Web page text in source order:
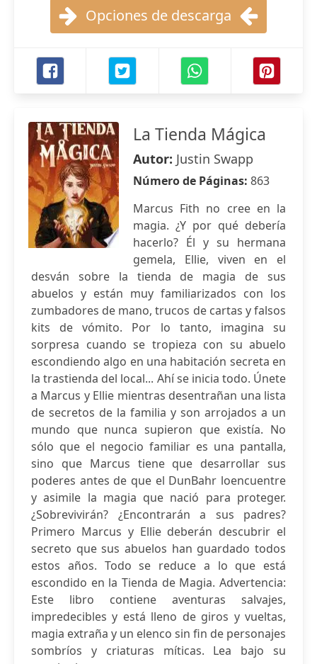
Opciones de descarga
La Tienda Mágica
Autor: Justin Swapp
Número de Páginas: 863
Marcus Fith no cree en la
magia. ¿Y por qué debería
hacerlo? Él y su hermana
gemela, Ellie, viven en el
desván sobre la tienda de magia de sus
abuelos y están muy familiarizados con los
zumbadores de mano, trucos de cartas y falsos
kits de vómito. Por lo tanto, imagina su
sorpresa cuando se tropieza con su abuelo
escondiendo algo en una habitación secreta en
la trastienda del local... Ahí se inicia todo. Únete
a Marcus y Ellie mientras desentrañan una lista
de secretos de la familia y son arrojados a un
mundo que nunca supieron que existía. No
sólo que el negocio familiar es una pantalla,
sino que Marcus tiene que desarrollar sus
poderes antes de que el DunBahr loencuentre
y asimile la magia que nació para proteger.
¿Sobrevivirán? ¿Encontrarán a sus padres?
Primero Marcus y Ellie deberán descubrir el
secreto que sus abuelos han guardado todos
estos años. Todo se reduce a lo que está
escondido en la Tienda de Magia. Advertencia:
Este libro contiene aventuras salvajes,
impredecibles y está lleno de giros y vueltas,
magia extraña y un elenco sin fin de personajes
sombríos y criaturas míticas. Lea bajo su